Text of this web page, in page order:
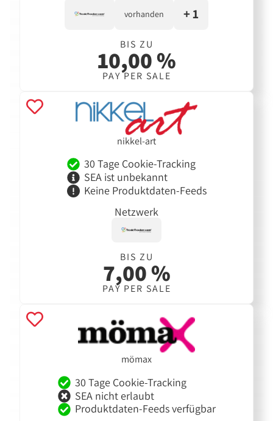
vorhanden + 1
BIS ZU
10,00 %
PAY PER SALE
nikkel-art
30 Tage Cookie-Tracking
SEA ist unbekannt
Keine Produktdaten-Feeds
Netzwerk
BIS ZU
7,00 %
PAY PER SALE
mömax
30 Tage Cookie-Tracking
SEA nicht erlaubt
Produktdaten-Feeds verfügbar